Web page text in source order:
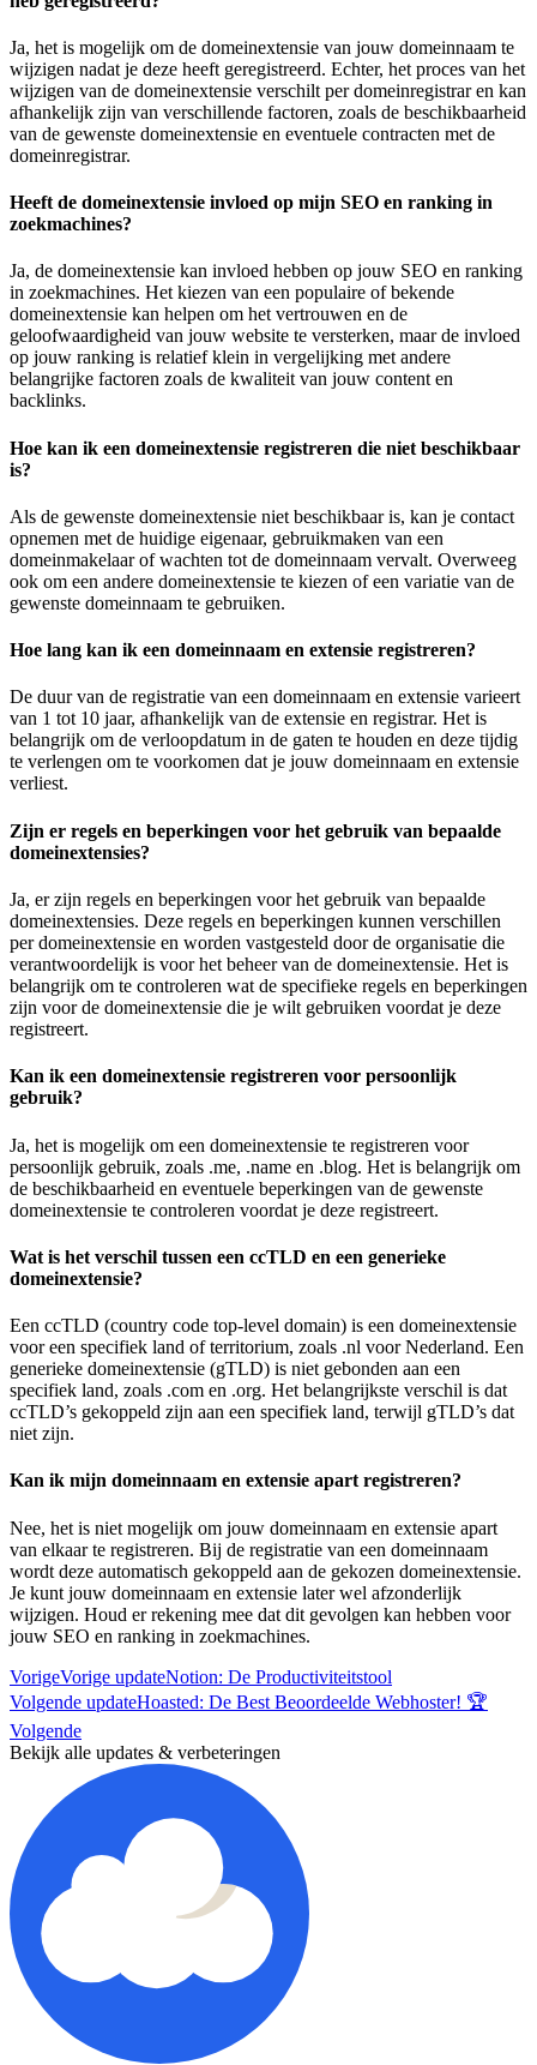
Ja, het is mogelijk om de domeinextensie van jouw domeinnaam te
wijzigen nadat je deze heeft geregistreerd. Echter, het proces van het
wijzigen van de domeinextensie verschilt per domeinregistrar en kan
afhankelijk zijn van verschillende factoren, zoals de beschikbaarheid
van de gewenste domeinextensie en eventuele contracten met de
domeinregistrar.
Heeft de domeinextensie invloed op mijn SEO en ranking in
zoekmachines?
Ja, de domeinextensie kan invloed hebben op jouw SEO en ranking
in zoekmachines. Het kiezen van een populaire of bekende
domeinextensie kan helpen om het vertrouwen en de
geloofwaardigheid van jouw website te versterken, maar de invloed
op jouw ranking is relatief klein in vergelijking met andere
belangrijke factoren zoals de kwaliteit van jouw content en
backlinks.
Hoe kan ik een domeinextensie registreren die niet beschikbaar
is?
Als de gewenste domeinextensie niet beschikbaar is, kan je contact
opnemen met de huidige eigenaar, gebruikmaken van een
domeinmakelaar of wachten tot de domeinnaam vervalt. Overweeg
ook om een andere domeinextensie te kiezen of een variatie van de
gewenste domeinnaam te gebruiken.
Hoe lang kan ik een domeinnaam en extensie registreren?
De duur van de registratie van een domeinnaam en extensie varieert
van 1 tot 10 jaar, afhankelijk van de extensie en registrar. Het is
belangrijk om de verloopdatum in de gaten te houden en deze tijdig
te verlengen om te voorkomen dat je jouw domeinnaam en extensie
verliest.
Zijn er regels en beperkingen voor het gebruik van bepaalde
domeinextensies?
Ja, er zijn regels en beperkingen voor het gebruik van bepaalde
domeinextensies. Deze regels en beperkingen kunnen verschillen
per domeinextensie en worden vastgesteld door de organisatie die
verantwoordelijk is voor het beheer van de domeinextensie. Het is
belangrijk om te controleren wat de specifieke regels en beperkingen
zijn voor de domeinextensie die je wilt gebruiken voordat je deze
registreert.
Kan ik een domeinextensie registreren voor persoonlijk
gebruik?
Ja, het is mogelijk om een domeinextensie te registreren voor
persoonlijk gebruik, zoals .me, .name en .blog. Het is belangrijk om
de beschikbaarheid en eventuele beperkingen van de gewenste
domeinextensie te controleren voordat je deze registreert.
Wat is het verschil tussen een ccTLD en een generieke
domeinextensie?
Een ccTLD (country code top-level domain) is een domeinextensie
voor een specifiek land of territorium, zoals .nl voor Nederland. Een
generieke domeinextensie (gTLD) is niet gebonden aan een
specifiek land, zoals .com en .org. Het belangrijkste verschil is dat
ccTLD’s gekoppeld zijn aan een specifiek land, terwijl gTLD’s dat
niet zijn.
Kan ik mijn domeinnaam en extensie apart registreren?
Nee, het is niet mogelijk om jouw domeinnaam en extensie apart
van elkaar te registreren. Bij de registratie van een domeinnaam
wordt deze automatisch gekoppeld aan de gekozen domeinextensie.
Je kunt jouw domeinnaam en extensie later wel afzonderlijk
wijzigen. Houd er rekening mee dat dit gevolgen kan hebben voor
jouw SEO en ranking in zoekmachines.
VorigeVorige updateNotion: De Productiviteitstool
Volgende updateHoasted: De Best Beoordeelde Webhoster! 🏆
Volgende
Bekijk alle updates & verbeteringen